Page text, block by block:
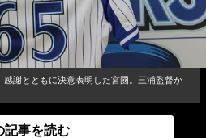
謝とともに決意表明した宮國。三浦監督か
記事を読む